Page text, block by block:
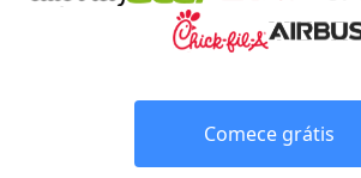
Comece grátis